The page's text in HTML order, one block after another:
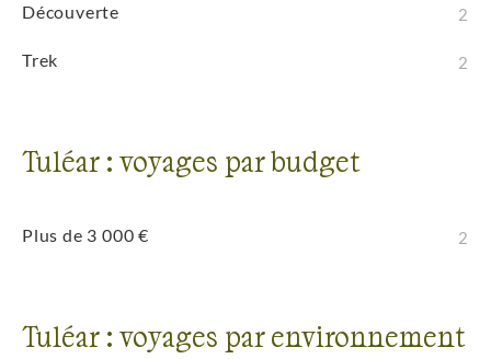
Découverte 2
Trek 2
Tuléar : voyages par budget
Plus de 3 000 € 2
Tuléar : voyages par environnement